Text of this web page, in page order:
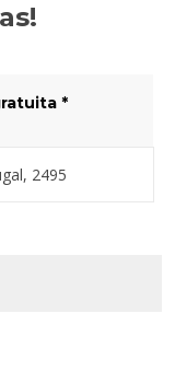
*
2495